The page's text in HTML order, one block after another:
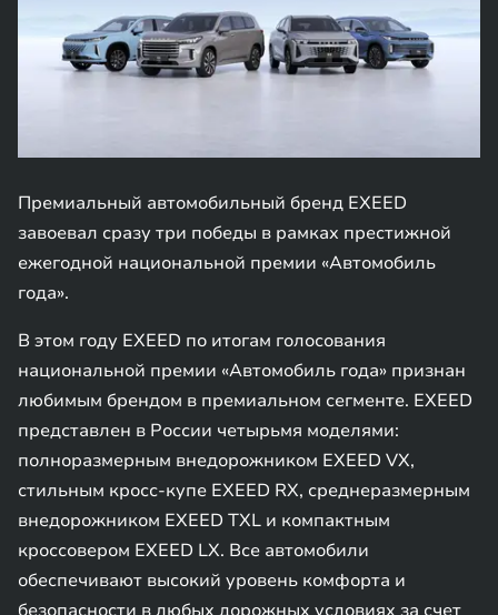
Премиальный автомобильный бренд EXEED
завоевал сразу три победы в рамках престижной
ежегодной национальной премии «Автомобиль
года».
В этом году EXEED по итогам голосования
национальной премии «Автомобиль года» признан
любимым брендом в премиальном сегменте. EXEED
представлен в России четырьмя моделями:
полноразмерным внедорожником EXEED VX,
стильным кросс-купе EXEED RX, среднеразмерным
внедорожником EXEED TXL и компактным
кроссовером EXEED LX. Все автомобили
обеспечивают высокий уровень комфорта и